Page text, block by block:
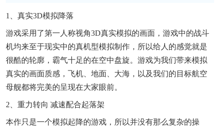
1、真实3D模拟降落
游戏采用了第一人称视角3D真实模拟的画面，游戏中的战斗
机均来至于现实中的真机型模拟制作，所以给人的感觉就是
很酷的轮廓，霸气十足的在空中盘旋。游戏为我们带来模拟
真实的画面质感，飞机、地面、大海，以及我们的目标航空
母舰都将完美的呈现在大家眼前。
2、重力转向 减速配合起落架
本作只是一个模拟起降的游戏，所以并没有那么复杂的操